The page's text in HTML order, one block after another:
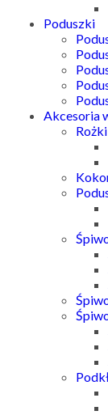
Poduszki
Akcesoria
Rożki